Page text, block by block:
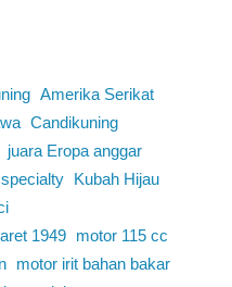
Amerika Serikat
Candikuning
juara Eropa anggar
Kubah Hijau
1949
motor 115 cc
motor irit bahan bakar